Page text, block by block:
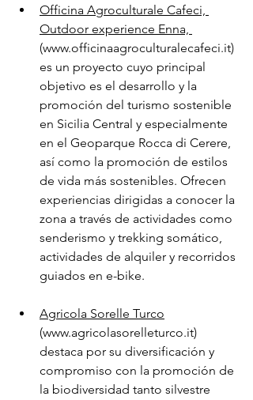
Officina Agroculturale Cafeci,
Outdoor experience Enna,
(www.officinaagroculturalecafeci.it)
es un proyecto cuyo principal
objetivo es el desarrollo y la
promoción del turismo sostenible
en Sicilia Central y especialmente
en el Geoparque Rocca di Cerere,
así como la promoción de estilos
de vida más sostenibles. Ofrecen
experiencias dirigidas a conocer la
zona a través de actividades como
senderismo y trekking somático,
actividades de alquiler y recorridos
guiados en e-bike.
Agricola Sorelle Turco
(www.agricolasorelleturco.it)
destaca por su diversificación y
compromiso con la promoción de
la biodiversidad tanto silvestre